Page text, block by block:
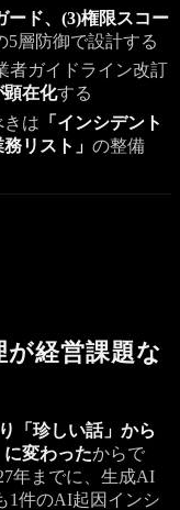
ード、(3)権限スコー
5層防御で設計する
者ガイドライン改訂
顕在化する
は 「インシデント
リスト」 の整備
経営課題な
「珍しい話」から
に変わったからで
年までに、生成AI
1件のAI起因インシ